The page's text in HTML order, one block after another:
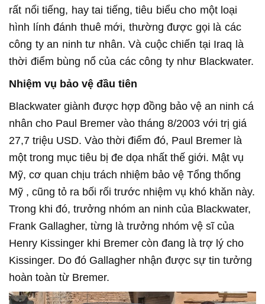
rất nổi tiếng, hay tai tiếng, tiêu biểu cho một loại
hình lính đánh thuê mới, thường được gọi là các
công ty an ninh tư nhân. Và cuộc chiến tại Iraq là
thời điểm bùng nổ của các công ty như Blackwater.
Nhiệm vụ bảo vệ đầu tiên
Blackwater giành được hợp đồng bảo vệ an ninh cá
nhân cho Paul Bremer vào tháng 8/2003 với trị giá
27,7 triệu USD. Vào thời điểm đó, Paul Bremer là
một trong mục tiêu bị đe dọa nhất thế giới. Mật vụ
Mỹ, cơ quan chịu trách nhiệm bảo vệ Tổng thống
Mỹ , cũng tỏ ra bối rối trước nhiệm vụ khó khăn này.
Trong khi đó, trưởng nhóm an ninh của Blackwater,
Frank Gallagher, từng là trưởng nhóm vệ sĩ của
Henry Kissinger khi Bremer còn đang là trợ lý cho
Kissinger. Do đó Gallagher nhận được sự tin tưởng
hoàn toàn từ Bremer.